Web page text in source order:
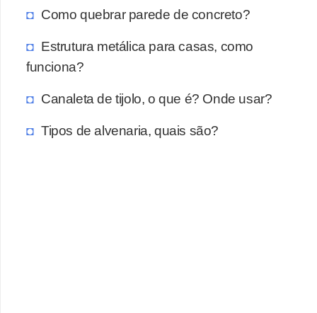
Como quebrar parede de concreto?
Estrutura metálica para casas, como
funciona?
Canaleta de tijolo, o que é? Onde usar?
Tipos de alvenaria, quais são?